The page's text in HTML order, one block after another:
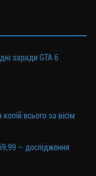
заради GTA 6
всього за вісім
— дослідження